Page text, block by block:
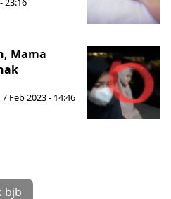
Mama
7 Feb 2023 - 14:46
bjb